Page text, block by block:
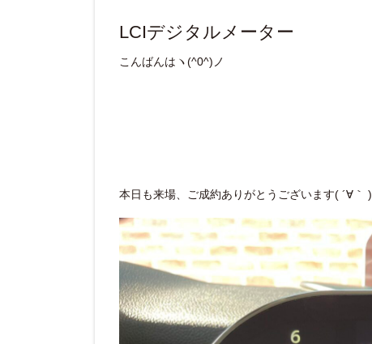
LCIデジタルメーター
こんばんはヽ(^0^)ノ
本日も来場、ご成約ありがとうございます( ´∀｀ )